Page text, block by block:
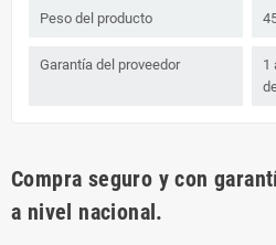
Peso del producto
Garantía del proveedor
1
Compra seguro y con
a nivel nacional.